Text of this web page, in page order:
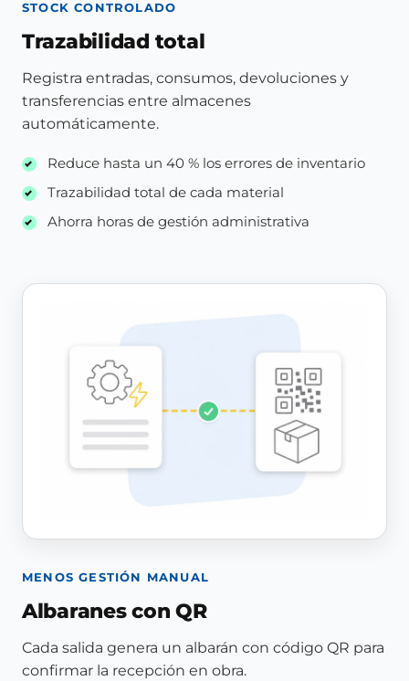
STOCK CONTROLADO
Trazabilidad total
Registra entradas, consumos, devoluciones y
transferencias entre almacenes
automáticamente.
Reduce hasta un 40 % los errores de inventario
Trazabilidad total de cada material
Ahorra horas de gestión administrativa
MENOS GESTIÓN MANUAL
Albaranes con QR
Cada salida genera un albarán con código QR para
confirmar la recepción en obra.